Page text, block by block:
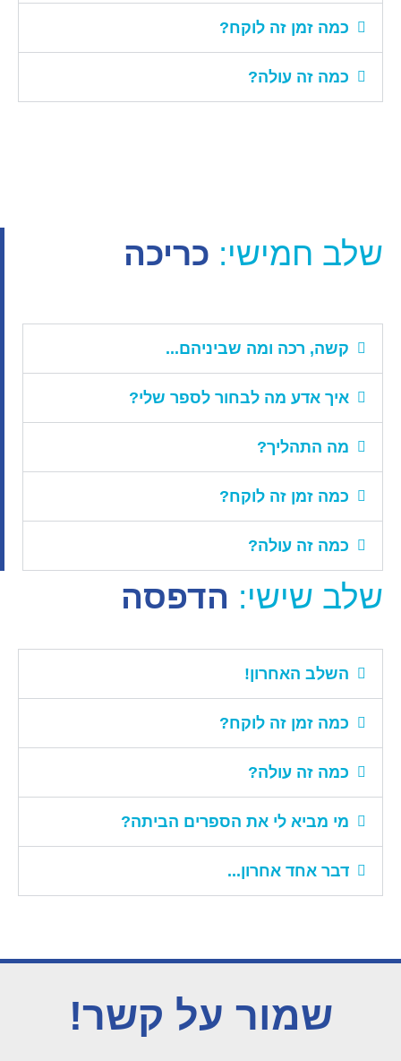
כמה זמן זה לוקח?
כמה זה עולה?
שלב חמישי: כריכה
קשה, רכה ומה שביניהם...
איך אדע מה לבחור לספר שלי?
מה התהליך?
כמה זמן זה לוקח?
כמה זה עולה?
שלב שישי: הדפסה
השלב האחרון!
כמה זמן זה לוקח?
כמה זה עולה?
מי מביא לי את הספרים הביתה?
דבר אחד אחרון...
שמור על קשר!